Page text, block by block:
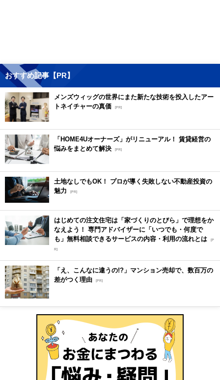
おすすめ記事【PR】
メンズウィッグの世界にまた新たな技術を投入したアー
トネイチャーの真価 [PR]
「HOME4Uオーナーズ」がリニューアル！ 賃貸経営の
悩みをまとめて解決 [PR]
土地なしでもOK！ プロが導く失敗しない不動産投資の
魅力
[PR]
はじめての注文住宅は「家づくりのとびら」で理想をか
なえよう！ 専門アドバイザーに「いつでも・何度で
も」無料相談できるサービスの内容・利用の流れとは [P
R]
「え、こんなに違うの!?」マンション売却で、数百万の
差がつく理由 [PR]